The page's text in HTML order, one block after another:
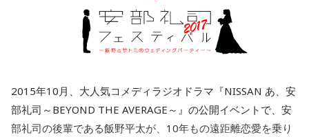
2015年10月、大人気コメディラジオドラマ『NISSAN あ、安
部礼司～BEYOND THE AVERAGE～』の公開イベントで、安
部礼司の後輩である飯野平太が、10年もの遠距離恋愛を乗り